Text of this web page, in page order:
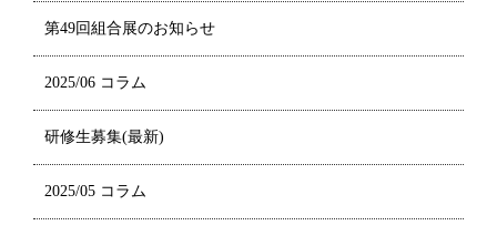
第49回組合展のお知らせ
2025/06 コラム
研修生募集(最新)
2025/05 コラム